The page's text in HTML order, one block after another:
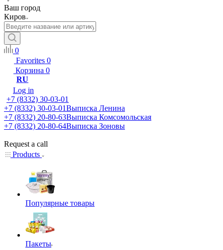
Ваш город
Киров
0
Favorites 0
Корзина 0
RU
Log in
+7 (8332) 30-03-01
+7 (8332) 30-03-01Выписка Ленина
+7 (8332) 20-80-63Выписка Комсомольская
+7 (8332) 20-80-64Выписка Зоновы
Request a call
Products
Популярные товары
Пакеты